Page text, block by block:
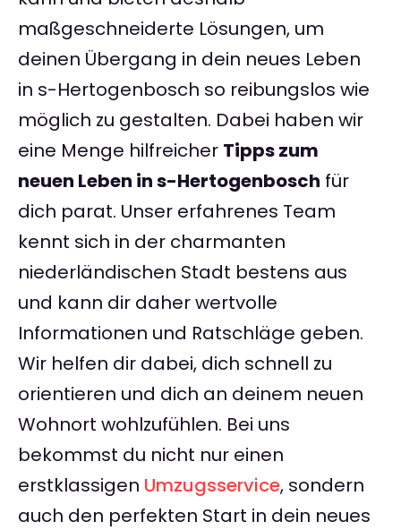
maßgeschneiderte Lösungen, um
deinen Übergang in dein neues Leben
in s-Hertogenbosch so reibungslos wie
möglich zu gestalten. Dabei haben wir
eine Menge hilfreicher Tipps zum
neuen Leben in s-Hertogenbosch für
dich parat. Unser erfahrenes Team
kennt sich in der charmanten
niederländischen Stadt bestens aus
und kann dir daher wertvolle
Informationen und Ratschläge geben.
Wir helfen dir dabei, dich schnell zu
orientieren und dich an deinem neuen
Wohnort wohlzufühlen. Bei uns
bekommst du nicht nur einen
erstklassigen Umzugsservice, sondern
auch den perfekten Start in dein neues